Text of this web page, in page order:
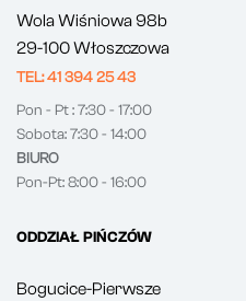
Wola Wiśniowa 98b
29-100 Włoszczowa
TEL: 41 394 25 43
Pon - Pt : 7:30 - 17:00
Sobota: 7:30 - 14:00
BIURO
Pon-Pt: 8:00 - 16:00
ODDZIAŁ PIŃCZÓW
Bogucice-Pierwsze